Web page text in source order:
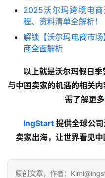
2025沃尔玛跨境电
程、资料清单全解析！
解锁【沃尔玛电商市
商全面解析
以上就是沃尔玛假日
与中国卖家的机遇的相关内
需了解更多
lngStart 提供全球公
卖家出海，让世界看见中
原创文章，作者：